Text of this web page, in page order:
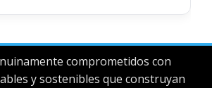
comprometidos con
y sostenibles que construyan